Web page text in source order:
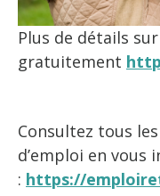
Plus de détails
gratuitement
Consultez tous
d’emploi en vous
: https://